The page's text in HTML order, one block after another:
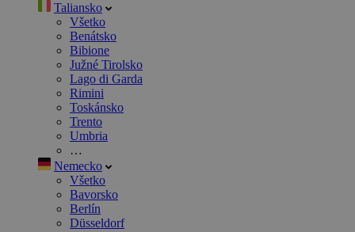
Taliansko
Všetko
Benátsko
Bibione
Južné Tirolsko
Lago di Garda
Rimini
Toskánsko
Trento
Umbria
…
Nemecko
Všetko
Bavorsko
Berlín
Düsseldorf